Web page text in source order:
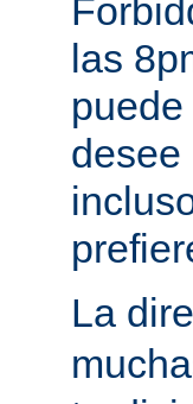
las
desee
La